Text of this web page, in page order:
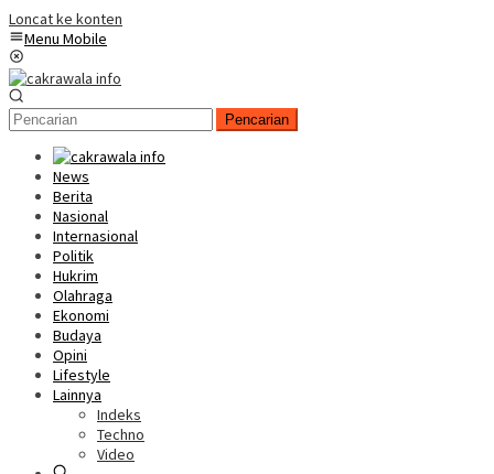
Loncat ke konten
Menu Mobile
Pencarian
News
Berita
Nasional
Internasional
Politik
Hukrim
Olahraga
Ekonomi
Budaya
Opini
Lifestyle
Lainnya
Indeks
Techno
Video